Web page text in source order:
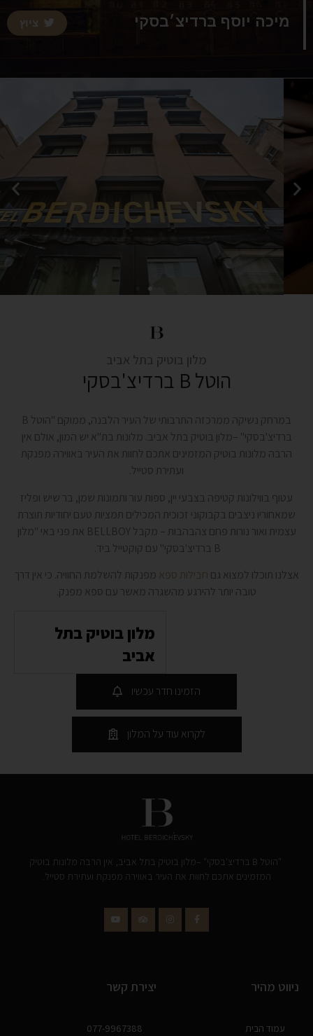
מיכה יוסף ברדיצ׳בסקי ציוץ
מלון בוטיק בתל אביב
הוטל B ברדיצ'בסקי
במרחק נשיקה ממרכזה התרבותי של העיר הלבנה, ממוקם "הוטל B
ברדיצ'בסקי" –מלון בוטיק בתל אביב. מלונות בת"א יש המון, אולם אין
הרבה מלונות בוטיק המזמינים אתכם לחוות את העיר באווירה מפנקת
ועתירת סטייל.
עטוף בווילונות קטיפה בצבעי יין, ספות עור ותמונות שמן, בר שיש ופליז
שמאחוריו ניצבים בקבוקוני זכוכית המכילים תמציות טעם יחודיות תוצרת
עצמית ואור נורות פחם צהבהבות – מקבל BELLBOY את פני באי "מלון
B ברדיצ'בסקי" עם קוקטייל ביד.
אצלנו תוכלו למצוא גם חבילות ספא מפנקות להשלמת החוויה. כי אין דרך
טובה יותר להירגע מהשגרה מאשר עם ספא מפנק.
מלון בוטיק בתל
אביב
הזמינו חדר עכשיו
לקרוא עוד על המלון
"הוטל B ברדיצ'בסקי" –מלון בוטיק בתל אביב, אין הרבה מלונות בוטיק
המזמינים אתכם לחוות את העיר באווירה מפנקת ועתירת סטייל.
ניווט מהיר
עמוד הבית
יצירת קשר
077-9967388